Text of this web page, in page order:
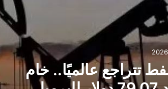
تتراجع عالميًا.. خام